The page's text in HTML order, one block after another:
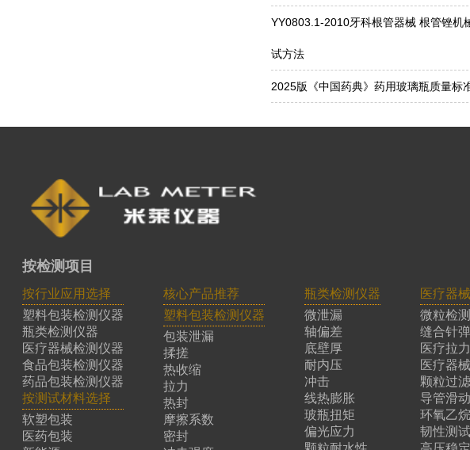
YY0803.1-2010牙科根管器械 根管锉机
试方法
2025版《中国药典》药用玻璃瓶质量标
按检测项目
按行业应用选择
塑料包装检测仪器
瓶类检测仪器
医疗器械检测仪器
食品包装检测仪器
药品包装检测仪器
按测试材料选择
软塑包装
医药包装
核心产品推荐
塑料包装检测仪器
包装泄漏
揉搓
热收缩
拉力
热封
摩擦系数
密封
瓶类检测仪器
微泄漏
轴偏差
底壁厚
耐内压
冲击
线热膨胀
玻瓶扭矩
偏光应力
医疗器
微粒检测
缝合针
医疗拉力
医疗器
颗粒过滤
导管滑
环氧乙
韧性测试